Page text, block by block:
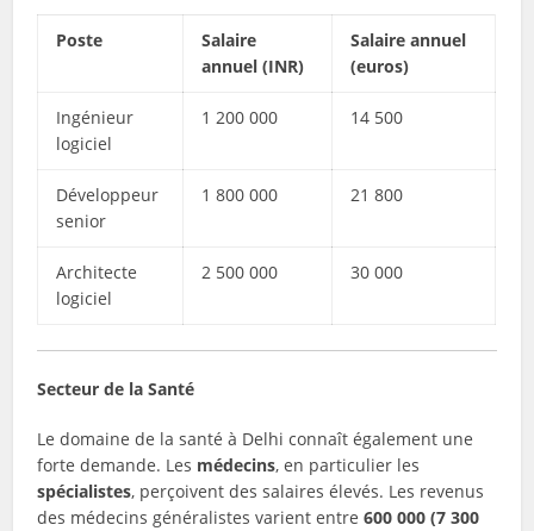
Poste
Salaire
annuel (INR)
Salaire annuel
(euros)
Ingénieur
logiciel
1 200 000 14 500
Développeur
senior
1 800 000 21 800
Architecte
logiciel
2 500 000 30 000
Secteur de la Santé
Le domaine de la santé à Delhi connaît également une
forte demande. Les médecins, en particulier les
spécialistes, perçoivent des salaires élevés. Les revenus
des médecins généralistes varient entre600 000 (7 300